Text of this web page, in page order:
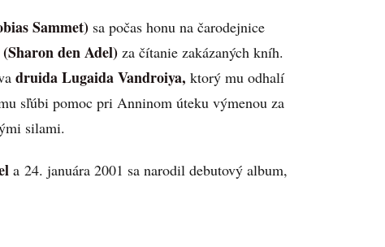
Sammet) sa počas honu na čarodejnice
den Adel) za čítanie zakázaných kníh.
druida Lugaida Vandroiya, ktorý mu odhalí
sľúbi pomoc pri Anninom úteku výmenou za
silami.
a 24. januára 2001 sa narodil debutový album,